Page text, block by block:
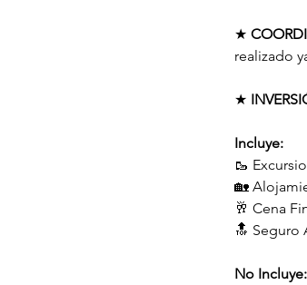
★
realizado
★
Incluye:
🥾
🏡
🥂 Cena
🔝 Seguro
No Incluye: